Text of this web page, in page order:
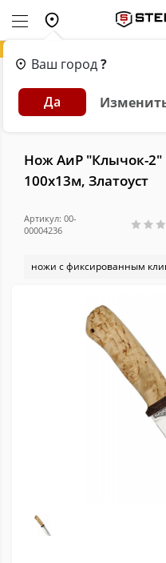
Ваш город?
Да
Главная Каталог
Ножи с фиксированным
Нож АиР "Клычок-2"
Нож АиР "Клычок-2"
100х13м, Златоуст
Артикул: 00-
00004236
ножи с фиксированным